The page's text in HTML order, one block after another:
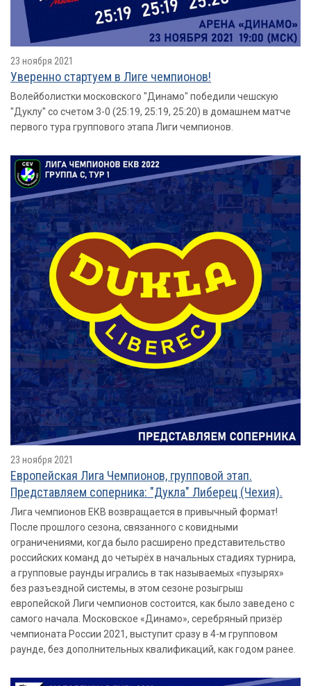
23 ноября 2021
Уверенно стартуем в Лиге чемпионов!
Волейболистки московского "Динамо" победили чешскую
"Дуклу" со счетом 3-0 (25:19, 25:19, 25:20) в домашнем матче
первого тура группового этапа Лиги чемпионов.
23 ноября 2021
Европейская Лига Чемпионов, групповой этап.
Представляем соперника: "Дукла" Либерец (Чехия).
Лига чемпионов ЕКВ возвращается в привычный формат!
После прошлого сезона, связанного с ковидными
ограничениями, когда было расширено представительство
российских команд до четырёх в начальных стадиях турнира,
а групповые раунды игрались в так называемых «пузырях»
без разъездной системы, в этом сезоне розыгрыш
европейской Лиги чемпионов состоится, как было заведено с
самого начала. Московское «Динамо», серебряный призёр
чемпионата России 2021, выступит сразу в 4-м групповом
раунде, без дополнительных квалификаций, как годом ранее.